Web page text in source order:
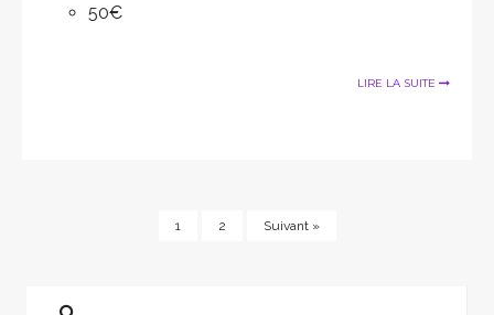
50€
LIRE LA SUITE
1 2 Suivant »